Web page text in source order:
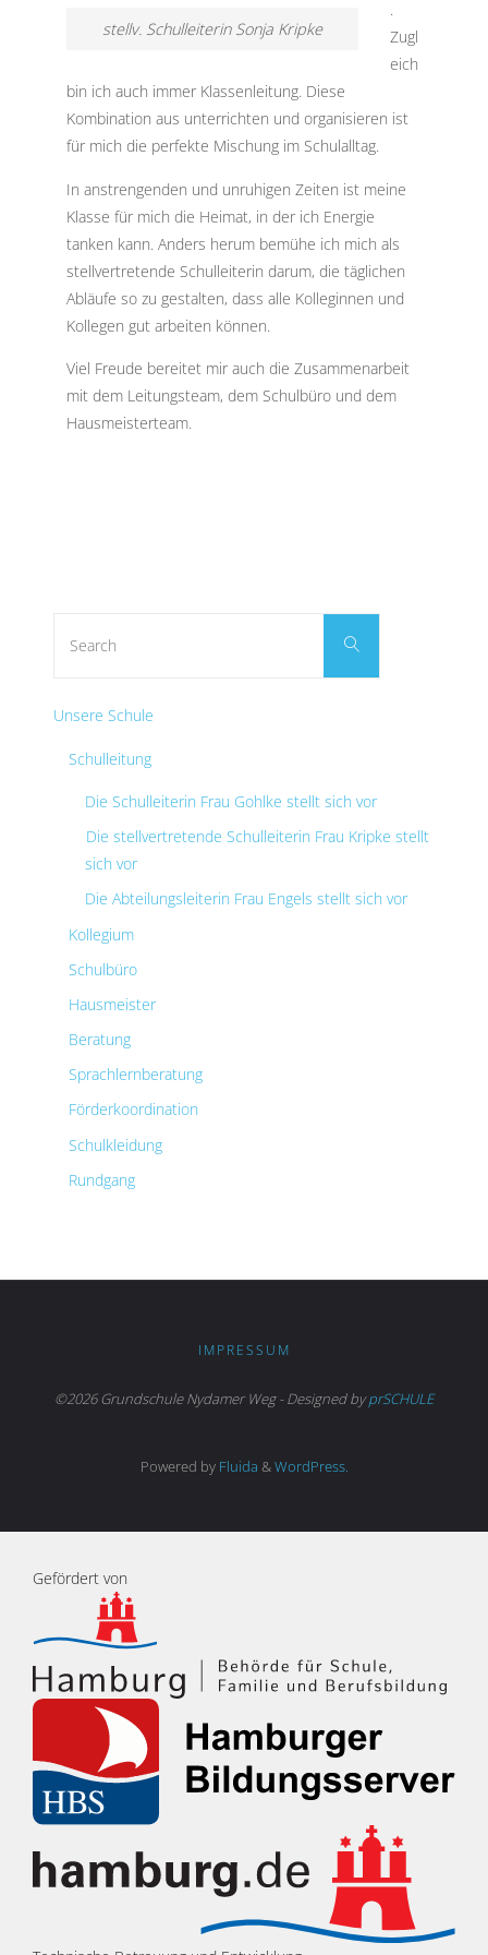
stellv. Schulleiterin Sonja Kripke
.
Zugl
eich
bin ich auch immer Klassenleitung. Diese
Kombination aus unterrichten und organisieren ist
für mich die perfekte Mischung im Schulalltag.
In anstrengenden und unruhigen Zeiten ist meine
Klasse für mich die Heimat, in der ich Energie
tanken kann. Anders herum bemühe ich mich als
stellvertretende Schulleiterin darum, die täglichen
Abläufe so zu gestalten, dass alle Kolleginnen und
Kollegen gut arbeiten können.
Viel Freude bereitet mir auch die Zusammenarbeit
mit dem Leitungsteam, dem Schulbüro und dem
Hausmeisterteam.
Search
Unsere Schule
Schulleitung
Die Schulleiterin Frau Gohlke stellt sich vor
Die stellvertretende Schulleiterin Frau Kripke stellt
sich vor
Die Abteilungsleiterin Frau Engels stellt sich vor
Kollegium
Schulbüro
Hausmeister
Beratung
Sprachlernberatung
Förderkoordination
Schulkleidung
Rundgang
IMPRESSUM
©2026 Grundschule Nydamer Weg - Designed byprSCHULE
Powered byFluida &WordPress.
Gefördert von